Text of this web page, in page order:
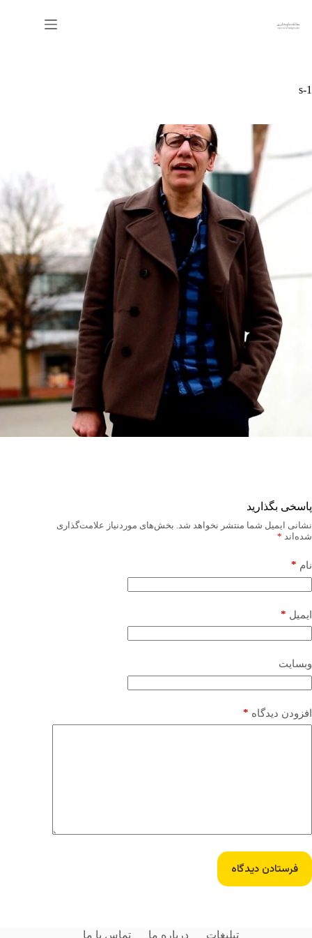
محتوا
s-1
پاسخی بگذارید
نشانی ایمیل شما منتشر نخواهد شد. بخش‌های موردنیاز علامت‌گذاری
شده‌اند *
نام *
ایمیل *
وبسایت
افزودن دیدگاه *
فرستادن دیدگاه
تبلیغات درباره ما تماس با ما